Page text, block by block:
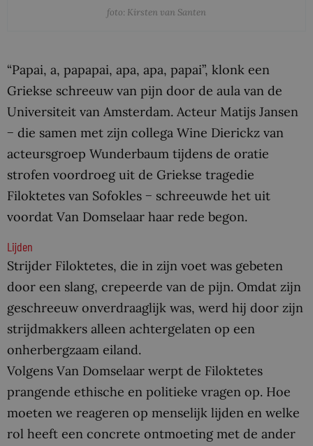
foto: Kirsten van Santen
“Papai, a, papapai, apa, apa, papai”, klonk een
Griekse schreeuw van pijn door de aula van de
Universiteit van Amsterdam. Acteur Matijs Jansen
− die samen met zijn collega Wine Dierickz van
acteursgroep Wunderbaum tijdens de oratie
strofen voordroeg uit de Griekse tragedie
Filoktetes van Sofokles − schreeuwde het uit
voordat Van Domselaar haar rede begon.
Lijden
Strijder Filoktetes, die in zijn voet was gebeten
door een slang, crepeerde van de pijn. Omdat zijn
geschreeuw onverdraaglijk was, werd hij door zijn
strijdmakkers alleen achtergelaten op een
onherbergzaam eiland.
Volgens Van Domselaar werpt de Filoktetes
prangende ethische en politieke vragen op. Hoe
moeten we reageren op menselijk lijden en welke
rol heeft een concrete ontmoeting met de ander